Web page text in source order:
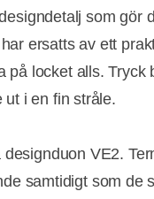
som gör
ersatts av ett
på locket alls. Tryck
ut i en fin stråle.
VE2.
samtidigt som de